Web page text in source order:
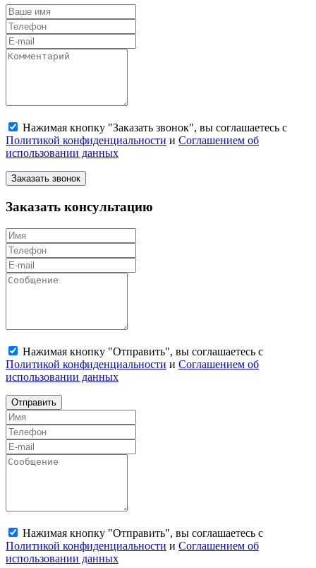
Нажимая кнопку "Заказать звонок", вы соглашаетесь с
Политикой конфиденциальности и Соглашением об
использовании данных
Заказать звонок
Заказать консультацию
Нажимая кнопку "Отправить", вы соглашаетесь с
Политикой конфиденциальности и Соглашением об
использовании данных
Отправить
Нажимая кнопку "Отправить", вы соглашаетесь с
Политикой конфиденциальности и Соглашением об
использовании данных